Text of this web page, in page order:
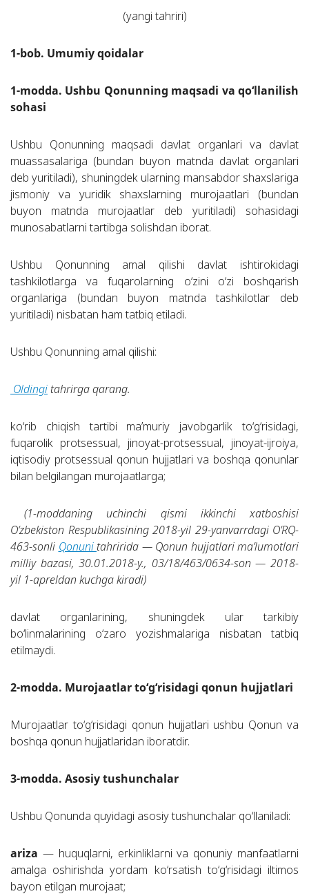
(yangi tahriri)
1-bob. Umumiy qoidalar
1-modda. Ushbu Qonunning maqsadi va qo‘llanilish
sohasi
Ushbu Qonunning maqsadi davlat organlari va davlat
muassasalariga (bundan buyon matnda davlat organlari
deb yuritiladi), shuningdek ularning mansabdor shaxslariga
jismoniy va yuridik shaxslarning murojaatlari (bundan
buyon matnda murojaatlar deb yuritiladi) sohasidagi
munosabatlarni tartibga solishdan iborat.
Ushbu Qonunning amal qilishi davlat ishtirokidagi
tashkilotlarga va fuqarolarning o‘zini o‘zi boshqarish
organlariga (bundan buyon matnda tashkilotlar deb
yuritiladi) nisbatan ham tatbiq etiladi.
Ushbu Qonunning amal qilishi:
Oldingi tahrirga qarang.
ko‘rib chiqish tartibi ma’muriy javobgarlik to‘g‘risidagi,
fuqarolik protsessual, jinoyat-protsessual, jinoyat-ijroiya,
iqtisodiy protsessual qonun hujjatlari va boshqa qonunlar
bilan belgilangan murojaatlarga;
(1-moddaning uchinchi qismi ikkinchi xatboshisi
O‘zbekiston Respublikasining 2018-yil 29-yanvarrdagi O‘RQ-
463-sonli Qonuni tahririda — Qonun hujjatlari ma’lumotlari
milliy bazasi, 30.01.2018-y., 03/18/463/0634-son — 2018-
yil 1-apreldan kuchga kiradi)
davlat organlarining, shuningdek ular tarkibiy
bo‘linmalarining o‘zaro yozishmalariga nisbatan tatbiq
etilmaydi.
2-modda. Murojaatlar to‘g‘risidagi qonun hujjatlari
Murojaatlar to‘g‘risidagi qonun hujjatlari ushbu Qonun va
boshqa qonun hujjatlaridan iboratdir.
3-modda. Asosiy tushunchalar
Ushbu Qonunda quyidagi asosiy tushunchalar qo‘llaniladi:
ariza — huquqlarni, erkinliklarni va qonuniy manfaatlarni
amalga oshirishda yordam ko‘rsatish to‘g‘risidagi iltimos
bayon etilgan murojaat;